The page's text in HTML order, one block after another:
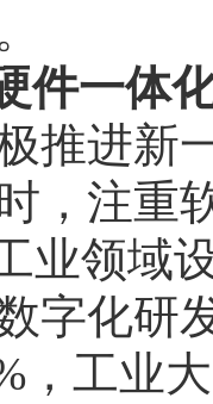
一体
推进新
，注重
业领域
字化研
，工业